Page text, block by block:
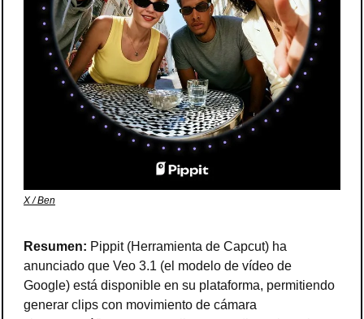
X / Ben
Resumen: Pippit (Herramienta de Capcut) ha
anunciado que Veo 3.1 (el modelo de vídeo de
Google) está disponible en su plataforma, permitiendo
generar clips con movimiento de cámara